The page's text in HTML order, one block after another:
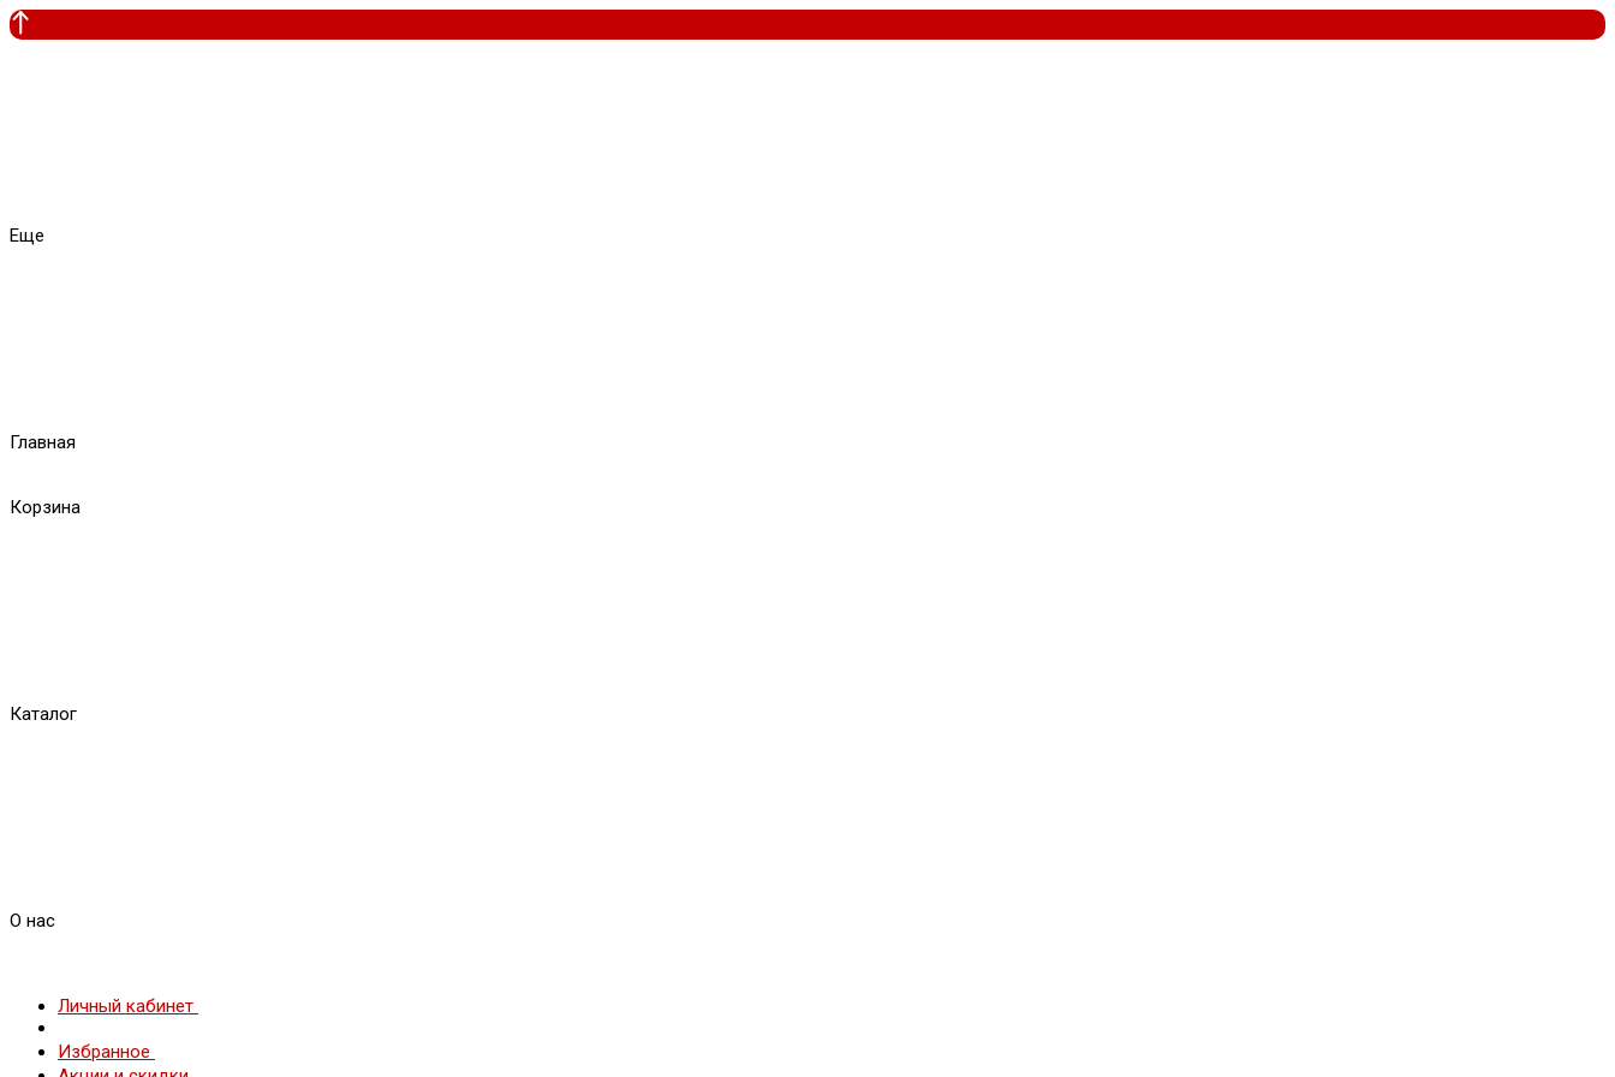
Еще
Главная
Корзина
Каталог
О нас
Личный кабинет
Избранное